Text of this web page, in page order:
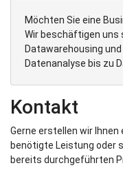
Möchten Sie eine
Wir beschäftigen uns
Datawarehousing und
Datenanalyse bis zu
Kontakt
Gerne erstellen wir
benötigte Leistung oder
bereits durchgeführten